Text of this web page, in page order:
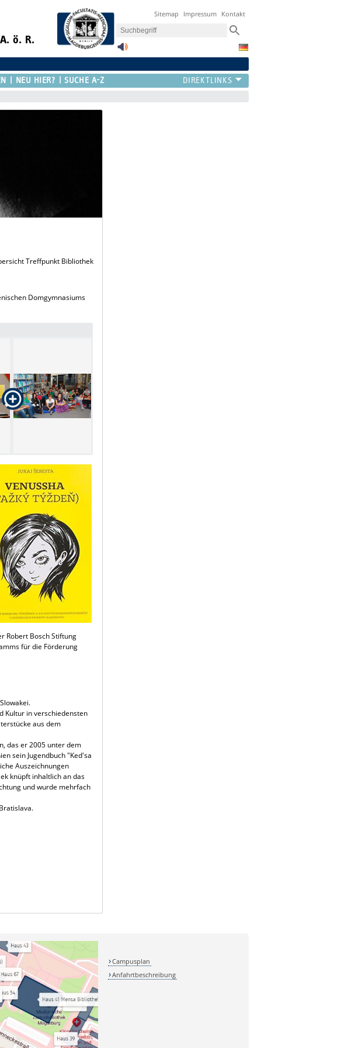
ö. R.
Sitemap Impressum Kontakt
NEU HIER? SUCHE A-Z
Treffpunkt Bibliothek
Domgymnasiums
Robert Bosch Stiftung
für die Förderung
Kultur in verschiedensten
aus dem
das er 2005 unter dem
sein Jugendbuch "Ked'sa
Auszeichnungen
knüpft inhaltlich an das
und wurde mehrfach
Campusplan
Anfahrtbeschreibung